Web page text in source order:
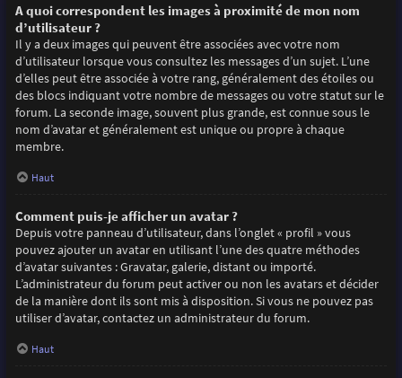
A quoi correspondent les images à proximité de mon nom
d’utilisateur ?
Il y a deux images qui peuvent être associées avec votre nom
d’utilisateur lorsque vous consultez les messages d’un sujet. L’une
d’elles peut être associée à votre rang, généralement des étoiles ou
des blocs indiquant votre nombre de messages ou votre statut sur le
forum. La seconde image, souvent plus grande, est connue sous le
nom d’avatar et généralement est unique ou propre à chaque
membre.
Haut
Comment puis-je afficher un avatar ?
Depuis votre panneau d’utilisateur, dans l’onglet « profil » vous
pouvez ajouter un avatar en utilisant l’une des quatre méthodes
d’avatar suivantes : Gravatar, galerie, distant ou importé.
L’administrateur du forum peut activer ou non les avatars et décider
de la manière dont ils sont mis à disposition. Si vous ne pouvez pas
utiliser d’avatar, contactez un administrateur du forum.
Haut